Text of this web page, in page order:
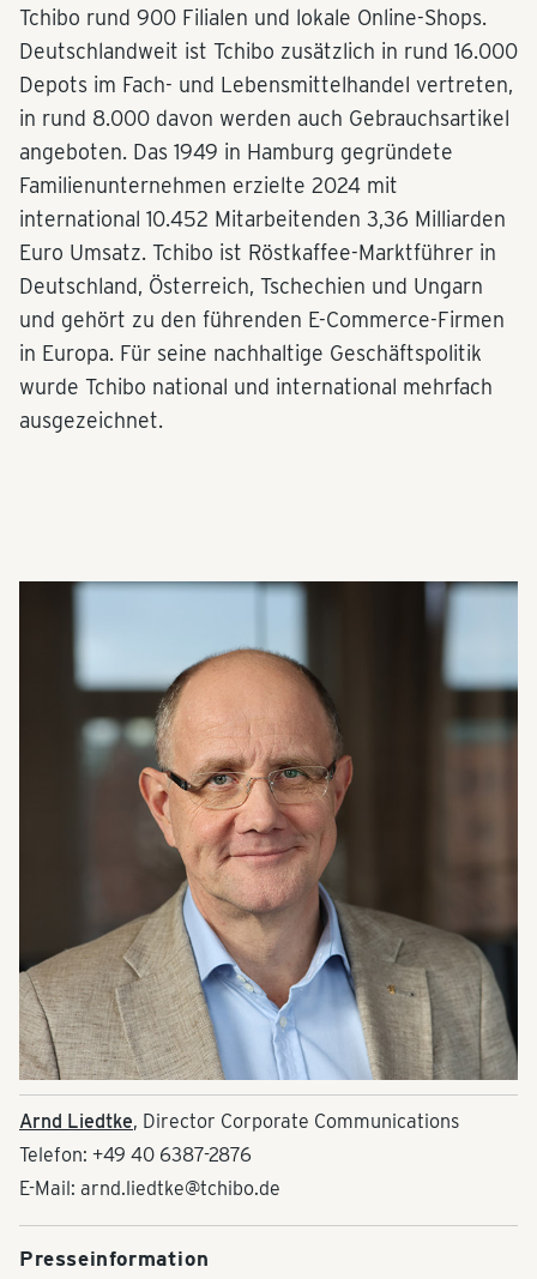
Tchibo rund 900 Filialen und lokale Online-Shops.
Deutschlandweit ist Tchibo zusätzlich in rund 16.000
Depots im Fach- und Lebensmittelhandel vertreten,
in rund 8.000 davon werden auch Gebrauchsartikel
angeboten. Das 1949 in Hamburg gegründete
Familienunternehmen erzielte 2024 mit
international 10.452 Mitarbeitenden 3,36 Milliarden
Euro Umsatz. Tchibo ist Röstkaffee-Marktführer in
Deutschland, Österreich, Tschechien und Ungarn
und gehört zu den führenden E-Commerce-Firmen
in Europa. Für seine nachhaltige Geschäftspolitik
wurde Tchibo national und international mehrfach
ausgezeichnet.
Arnd Liedtke, Director Corporate Communications
Telefon: +49 40 6387-2876
E-Mail: arnd.liedtke@tchibo.de
Presseinformation